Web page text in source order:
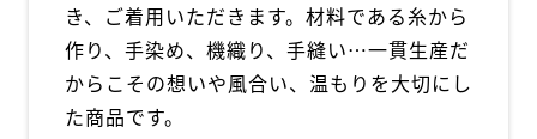
き、ご着用いただきます。材料である糸から
作り、手染め、機織り、手縫い…一貫生産だ
からこその想いや風合い、温もりを大切にし
た商品です。